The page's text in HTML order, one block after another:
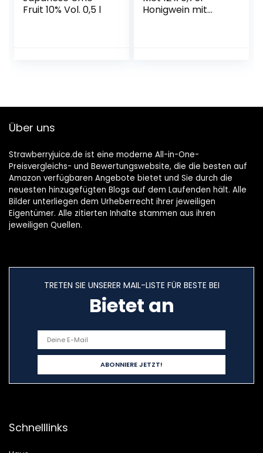
Fruit 10% Vol. 0,5 l
Honigwein mit
Über uns
Strawberryjuice.de ist eine moderne All-in-One-
Preisvergleichs- und Bewertungswebsite, die die besten auf
Amazon verfügbaren Angebote bietet und Sie durch die
neuesten hinzugefügten Blogs auf dem Laufenden hält. Alle
Bilder unterliegen dem Urheberrecht ihrer jeweiligen
Eigentümer. Alle zitierten Inhalte stammen aus ihren
jeweiligen Quellen.
TRETEN SIE UNSERER MAIL-LISTE FÜR BESTE BEI
Bietet an
Schnelllinks